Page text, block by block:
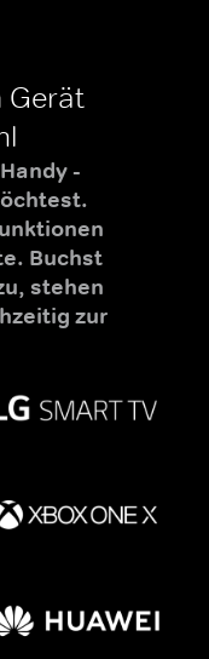
Gerät
-
Buchst
stehen
zur